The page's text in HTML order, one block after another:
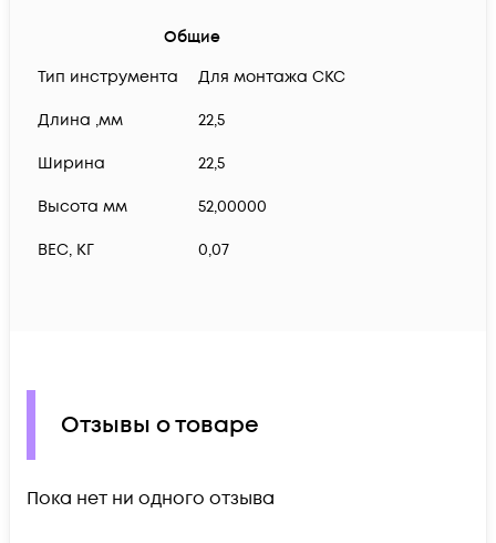
Общие
Тип инструмента
Для монтажа СКС
Длина ,мм 22,5
Ширина 22,5
Высота мм 52,00000
ВЕС, КГ 0,07
Отзывы о товаре
Пока нет ни одного отзыва